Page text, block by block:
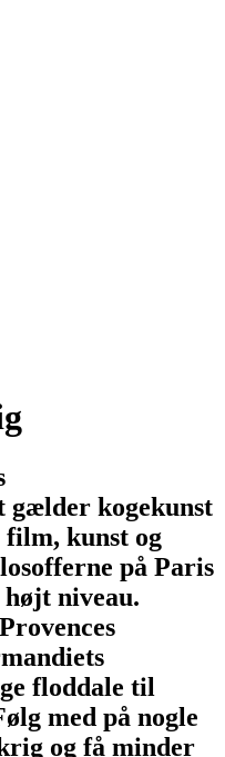
gælder kogekunst
film, kunst og
på Paris
niveau.
floddale til
med på nogle
og få minder